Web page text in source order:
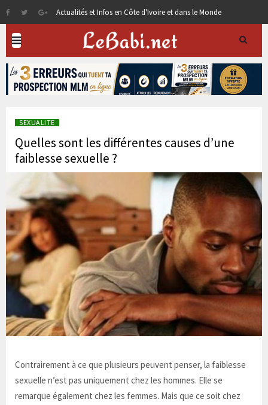
Actualités et Infos en Côte d'Ivoire et dans le Monde
SEXUALITE
Quelles sont les différentes causes d’une
faiblesse sexuelle ?
Contrairement à ce que plusieurs peuvent penser, la faiblesse
sexuelle n’est pas uniquement chez les hommes. Elle se
remarque également chez les femmes. Mais que ce soit chez